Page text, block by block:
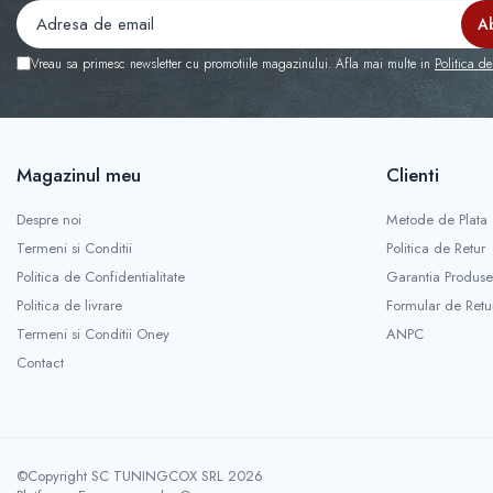
Capace r13 Nissan
Capace r13 Opel
Capace r13 Seat
Capace r13 Suzuki
Capace r13 Volvo
Capace r13 VW
Capace roti marimea 14'
Vreau sa primesc newsletter cu promotiile magazinului. Afla mai multe in Politica
Magazinul meu
Despre noi
Termeni si Conditii
Politica de Confidentialitate
Politica de livrare
Termeni si Conditii Oney
Contact
Clienti
Metode de Plata
Politica de Retur
Garantia
Formular de
ANPC
©Copyright SC TUNINGCOX SRL 2026